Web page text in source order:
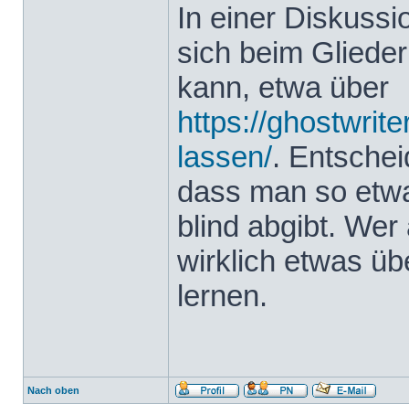
In einer
sich beim
kann, etwa über
https://
lassen/.
dass man so
blind abgibt.
wirklich etwas
lernen.
Nach oben